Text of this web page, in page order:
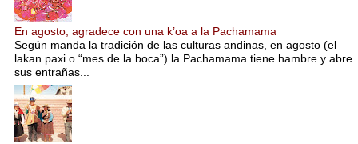
En agosto, agradece con una k’oa a la Pachamama
Según manda la tradición de las culturas andinas, en agosto (el
lakan paxi o “mes de la boca”) la Pachamama tiene hambre y abre
sus entrañas...